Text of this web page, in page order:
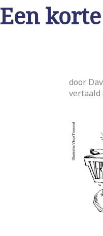
Een
door
vertaald